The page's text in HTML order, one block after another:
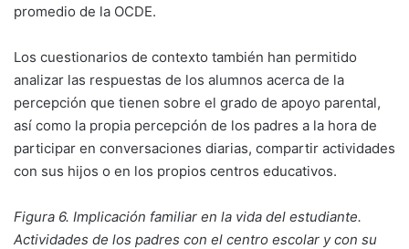
promedio de la OCDE.
Los cuestionarios de contexto también han permitido
analizar las respuestas de los alumnos acerca de la
percepción que tienen sobre el grado de apoyo parental,
así como la propia percepción de los padres a la hora de
participar en conversaciones diarias, compartir actividades
con sus hijos o en los propios centros educativos.
Figura 6. Implicación familiar en la vida del estudiante.
Actividades de los padres con el centro escolar y con su